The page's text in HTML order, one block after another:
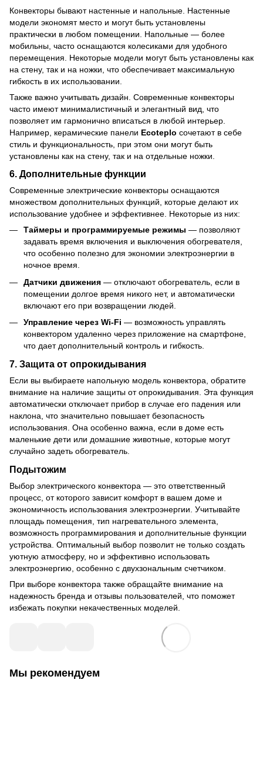
Конвекторы бывают настенные и напольные. Настенные
модели экономят место и могут быть установлены
практически в любом помещении. Напольные — более
мобильны, часто оснащаются колесиками для удобного
перемещения. Некоторые модели могут быть установлены как
на стену, так и на ножки, что обеспечивает максимальную
гибкость в их использовании.
Также важно учитывать дизайн. Современные конвекторы
часто имеют минималистичный и элегантный вид, что
позволяет им гармонично вписаться в любой интерьер.
Например, керамические панели Ecoteplo сочетают в себе
стиль и функциональность, при этом они могут быть
установлены как на стену, так и на отдельные ножки.
6. Дополнительные функции
Современные электрические конвекторы оснащаются
множеством дополнительных функций, которые делают их
использование удобнее и эффективнее. Некоторые из них:
Таймеры и программируемые режимы — позволяют
задавать время включения и выключения обогревателя,
что особенно полезно для экономии электроэнергии в
ночное время.
Датчики движения — отключают обогреватель, если в
помещении долгое время никого нет, и автоматически
включают его при возвращении людей.
Управление через Wi-Fi — возможность управлять
конвектором удаленно через приложение на смартфоне,
что дает дополнительный контроль и гибкость.
7. Защита от опрокидывания
Если вы выбираете напольную модель конвектора, обратите
внимание на наличие защиты от опрокидывания. Эта функция
автоматически отключает прибор в случае его падения или
наклона, что значительно повышает безопасность
использования. Она особенно важна, если в доме есть
маленькие дети или домашние животные, которые могут
случайно задеть обогреватель.
Подытожим
Выбор электрического конвектора — это ответственный
процесс, от которого зависит комфорт в вашем доме и
экономичность использования электроэнергии. Учитывайте
площадь помещения, тип нагревательного элемента,
возможность программирования и дополнительные функции
устройства. Оптимальный выбор позволит не только создать
уютную атмосферу, но и эффективно использовать
электроэнергию, особенно с двухзональным счетчиком.
При выборе конвектора также обращайте внимание на
надежность бренда и отзывы пользователей, что поможет
избежать покупки некачественных моделей.
Мы рекомендуем